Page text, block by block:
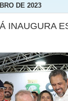
DE 2023
INAUGURA